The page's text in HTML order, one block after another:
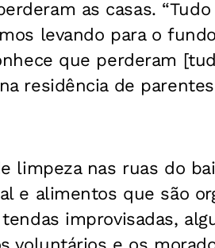
as casas.
levando para o
que perderam
residência de
limpeza nas ruas do
e alimentos que são
improvisadas,